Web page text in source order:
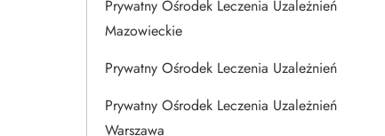
Prywatny Ośrodek Leczenia Uzależnień
Mazowieckie
Prywatny Ośrodek Leczenia Uzależnień
Prywatny Ośrodek Leczenia Uzależnień
Warszawa